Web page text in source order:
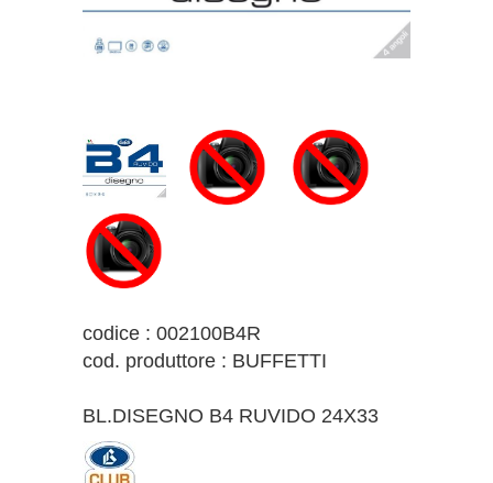
codice : 002100B4R
cod. produttore : BUFFETTI
BL.DISEGNO B4 RUVIDO 24X33